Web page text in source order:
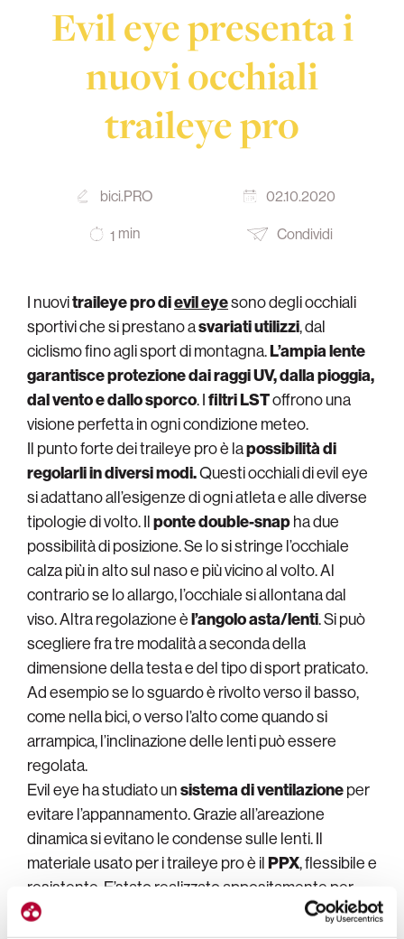
Evil eye presenta i
nuovi occhiali
traileye pro
bici.PRO 02.10.2020
1 min Condividi
I nuovitraileye pro dievil eyesono degli occhiali
sportivi che si prestano asvariati utilizzi, dal
ciclismo fino agli sport di montagna.L’ampia lente
garantisce protezione dai raggi UV, dalla pioggia,
dal vento e dallo sporco. Ifiltri LSToffrono una
visione perfetta in ogni condizione meteo.
Il punto forte dei traileye pro è lapossibilità di
regolarli in diversi modi.Questi occhiali di evil eye
si adattano all’esigenze di ogni atleta e alle diverse
tipologie di volto. Ilponte double-snapha due
possibilità di posizione. Se lo si stringe l’occhiale
calza più in alto sul naso e più vicino al volto. Al
contrario se lo allargo, l’occhiale si allontana dal
viso. Altra regolazione èl’angolo asta/lenti. Si può
scegliere fra tre modalità a seconda della
dimensione della testa e del tipo di sport praticato.
Ad esempio se lo sguardo è rivolto verso il basso,
come nella bici, o verso l’alto come quando si
arrampica, l’inclinazione delle lenti può essere
regolata.
Evil eye ha studiato unsistema di ventilazioneper
evitare l’appannamento. Grazie all’areazione
dinamica si evitano le condense sulle lenti. Il
materiale usato per i traileye pro è ilPPX, flessibile e
resistente. E’stato realizzato appositamente per
evil eye e coniuga leggerezza, comfort e stabilità sul